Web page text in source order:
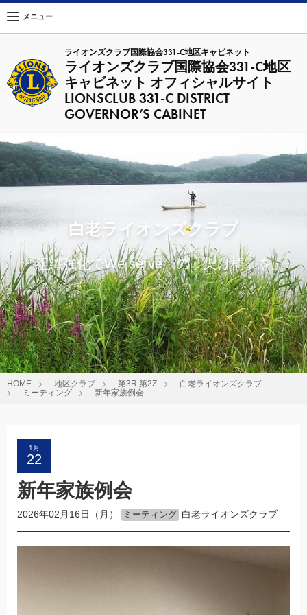
ライオンズクラブ国際協会331-C地区キャビネット
ライオンズクラブ国際協会331-C地区
キャビネット オフィシャルサイト
LIONSCLUB 331-C DISTRICT
GOVERNOR’S CABINET
メニュー
白老ライオンズクラブ
『組織強化でWe serve の「架け橋」を』
HOME 地区クラブ 第3R 第2Z
白老ライオンズクラブ
ミーティング
新年家族例会
1月
22
新年家族例会
2026年02月16日（月） ミーティング 白老ライオンズクラブ